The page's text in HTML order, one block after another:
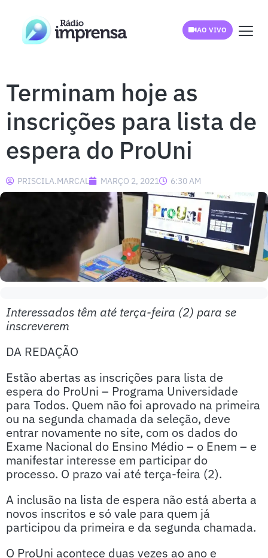
AO VIVO
Terminam hoje as
inscrições para lista de
espera do ProUni
PRISCILA.MARCAL MARÇO 2, 2021 6:30 AM
Interessados têm até terça-feira (2) para se
inscreverem
DA REDAÇÃO
Estão abertas as inscrições para lista de
espera do ProUni – Programa Universidade
para Todos. Quem não foi aprovado na primeira
ou na segunda chamada da seleção, deve
entrar novamente no site, com os dados do
Exame Nacional do Ensino Médio – o Enem – e
manifestar interesse em participar do
processo. O prazo vai até terça-feira (2).
A inclusão na lista de espera não está aberta a
novos inscritos e só vale para quem já
participou da primeira e da segunda chamada.
O ProUni acontece duas vezes ao ano e